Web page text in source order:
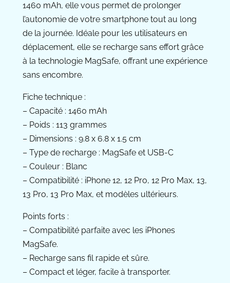
1460 mAh, elle vous permet de prolonger
l’autonomie de votre smartphone tout au long
de la journée. Idéale pour les utilisateurs en
déplacement, elle se recharge sans effort grâce
à la technologie MagSafe, offrant une expérience
sans encombre.
Fiche technique :
– Capacité : 1460 mAh
– Poids : 113 grammes
– Dimensions : 9.8 x 6.8 x 1.5 cm
– Type de recharge : MagSafe et USB-C
– Couleur : Blanc
– Compatibilité : iPhone 12, 12 Pro, 12 Pro Max, 13,
13 Pro, 13 Pro Max, et modèles ultérieurs.
Points forts :
– Compatibilité parfaite avec les iPhones
MagSafe.
– Recharge sans fil rapide et sûre.
– Compact et léger, facile à transporter.